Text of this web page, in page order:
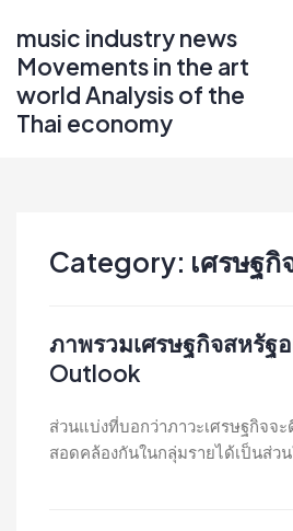
content
music industry news
Movements in the art
world Analysis of the
Thai economy
Category: เศรษฐกิ
ภาพรวมเศรษฐกิจสหรัฐ
Outlook
ส่วนแบ่งที่บอกว่าภาวะเศรษฐกิจจ
สอดคล้องกันในกลุ่มรายได้เป็นส่วน